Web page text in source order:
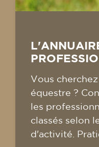
Vous
équestre ?
les
classés selon
d'activité.